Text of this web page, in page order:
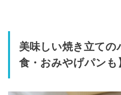
美味しい焼き立て
食・おみやげパンも